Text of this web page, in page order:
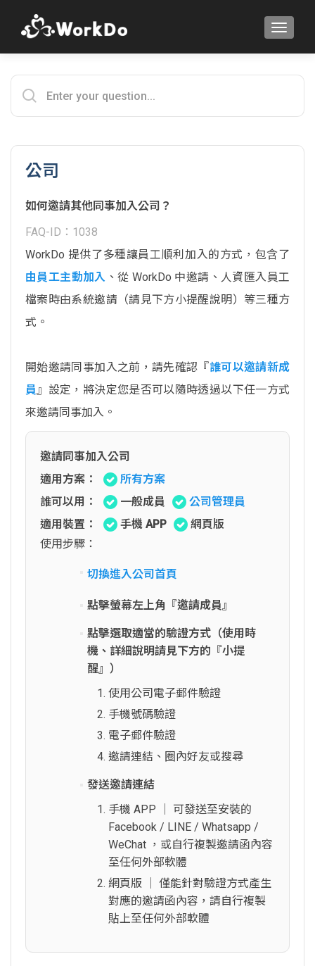
公司
如何邀請其他同事加入公司？
FAQ-ID：1038
WorkDo 提供了多種讓員工順利加入的方式，包含了
由員工主動加入 、從 WorkDo 中邀請、人資匯入員工
檔案時由系統邀請（請見下方小提醒說明）等三種方
式。
開始邀請同事加入之前，請先確認『誰可以邀請新成
員』設定，將決定您是否可以隨時透過以下任一方式
來邀請同事加入。
邀請同事加入公司
適用方案：
所有方案
誰可以用：
一般成員
公司管理員
適用裝置：
手機 APP
網頁版
使用步驟：
切換進入公司首頁
點擊螢幕左上角『邀請成員』
點擊選取適當的驗證方式（使用時
機、詳細說明請見下方的『小提
醒』）
使用公司電子郵件驗證
手機號碼驗證
電子郵件驗證
邀請連結、圈內好友或搜尋
發送邀請連結
手機 APP │ 可發送至安裝的
Facebook / LINE / Whatsapp /
WeChat ，或自行複製邀請函內容
至任何外部軟體
網頁版 │ 僅能針對驗證方式產生
對應的邀請函內容，請自行複製
貼上至任何外部軟體